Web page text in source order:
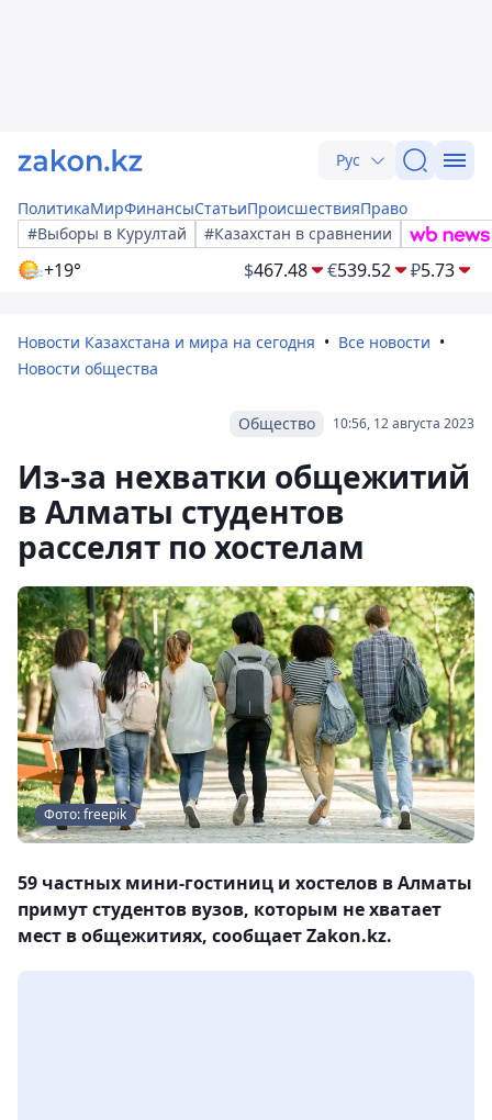
Рус
ПолитикаМирФинансыСтатьиПроисшествияПраво
#Выборы в Курултай
#Казахстан в сравнении
+19° $467.48 €539.52 ₽5.73
Новости Казахстана и мира на сегодня
Все новости
Новости общества
10:56, 12 августа 2023
Общество
Из-за нехватки общежитий
в Алматы студентов
расселят по хостелам
Фото: freepik
59 частных мини-гостиниц и хостелов в Алматы
примут студентов вузов, которым не хватает
мест в общежитиях, сообщает Zakon.kz.